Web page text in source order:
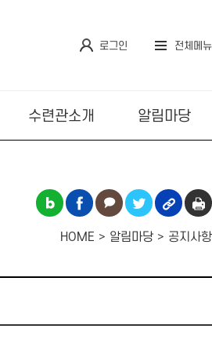
로그인 전체메뉴
수련관소개 알림마당
HOME 알림마당 공지사항